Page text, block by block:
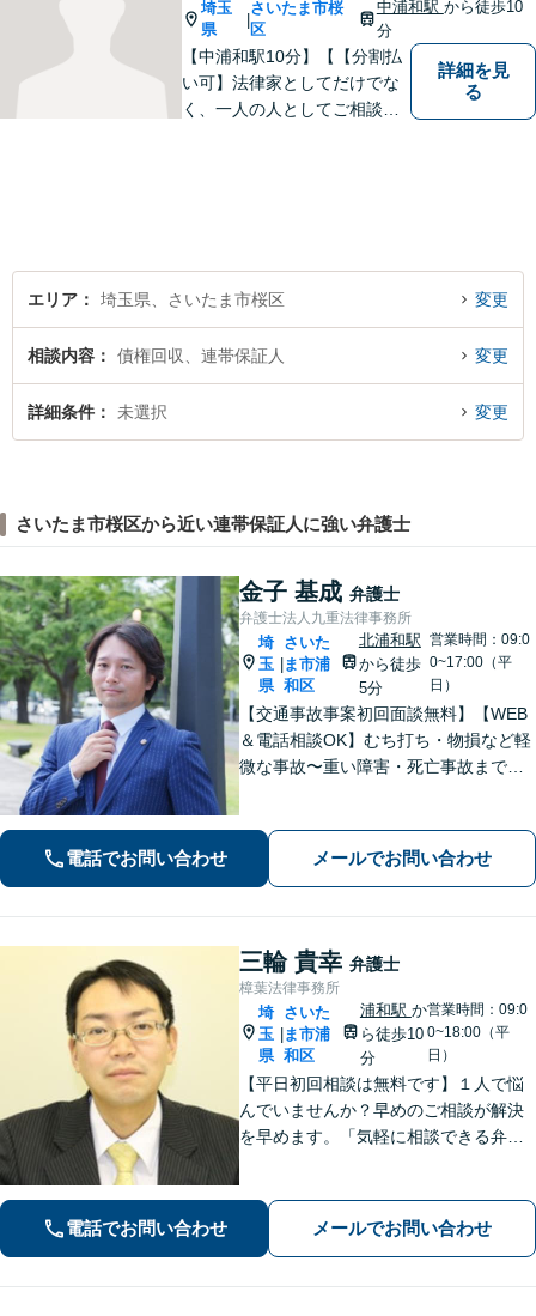
埼玉
県
|
さいたま市桜
区
中浦和駅 から徒歩10
分
【中浦和駅10分】【【分割払
い可】法律家としてだけでな
く、一人の人としてご相談者
相談ください。
詳細を見
る
エリア 埼玉県、さいたま市桜区 変更
相談内容 債権回収、連帯保証人 変更
詳細条件 未選択 変更
さいたま市桜区から近い連帯保証人に強い弁護士
金子 基成 弁護士
弁護士法人九重法律事務所
埼
玉
県
さいた
ま市浦
和区
北浦和駅
から徒歩
5分
営業時間：09:0
0~17:00（平
日）
【交通事故事案初回面談無料】【WEB
＆電話相談OK】むち打ち・物損など軽
微な事故〜重い障害・死亡事故まで、
解決まで全て弁護士が対応し、負担を
軽減します【北浦和駅7分】
電話でお問い合わせ メールでお問い合わせ
三輪 貴幸 弁護士
樟葉法律事務所
埼
玉
県
さいた
ま市浦
和区
浦和駅 か
ら徒歩10
分
営業時間：09:0
0~18:00（平
日）
【平日初回相談は無料です】１人で悩
んでいませんか？早めのご相談が解決
を早めます。「気軽に相談できる弁護
かした迅速な行動力でサポートしま
す。まずはお気軽にご相談ください。
電話でお問い合わせ メールでお問い合わせ